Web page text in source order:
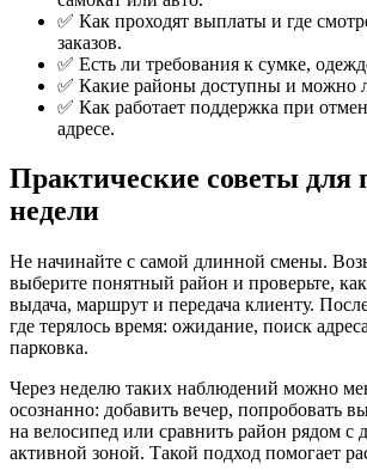
✅ Как проходят выплаты и где
заказов.
✅ Есть ли требования к сумке,
✅ Какие районы доступны и можно
✅ Как работает поддержка при
адресе.
Практические советы для
недели
Не начинайте с самой длинной смены.
выберите понятный район и проверьте,
выдача, маршрут и передача клиенту.
где терялось время: ожидание, поиск
парковка.
Через неделю таких наблюдений можно
осознанно: добавить вечер, попробовать
на велосипед или сравнить район рядом с
активной зоной. Такой подход помогает